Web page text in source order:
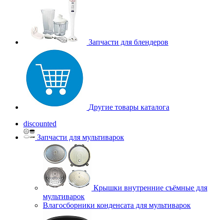
Запчасти для блендеров
Другие товары каталога
discounted
Запчасти для мультиварок
Крышки внутренние съёмные для
мультиварок
Влагосборники конденсата для мультиварок